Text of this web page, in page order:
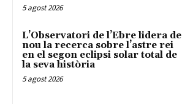
5 agost 2026
L’Observatori de l’Ebre lidera de
nou la recerca sobre l’astre rei
en el segon eclipsi solar total de
la seva història
5 agost 2026